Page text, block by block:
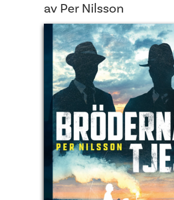
av Per Nilsson